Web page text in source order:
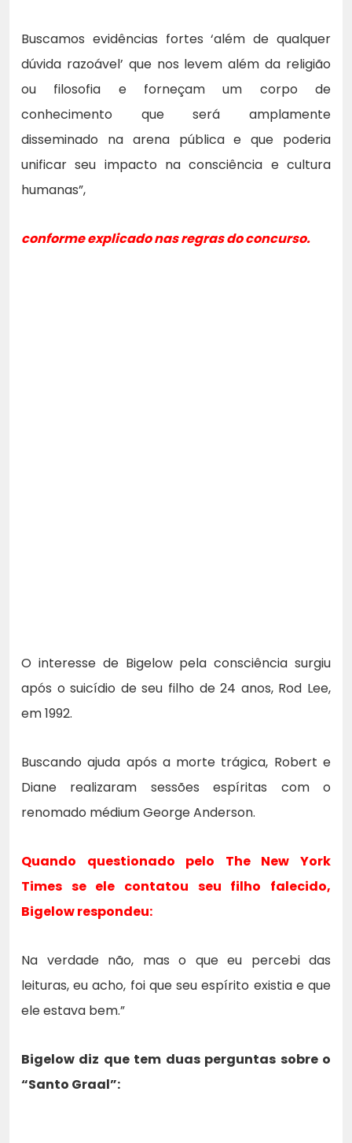
Buscamos evidências fortes ‘além de qualquer
dúvida razoável’ que nos levem além da religião
ou filosofia e forneçam um corpo de
conhecimento que será amplamente
disseminado na arena pública e que poderia
unificar seu impacto na consciência e cultura
humanas”,
conforme explicado nas regras do concurso.
O interesse de Bigelow pela consciência surgiu
após o suicídio de seu filho de 24 anos, Rod Lee,
em 1992.
Buscando ajuda após a morte trágica, Robert e
Diane realizaram sessões espíritas com o
renomado médium George Anderson.
Quando questionado pelo The New York
Times se ele contatou seu filho falecido,
Bigelow respondeu:
Na verdade não, mas o que eu percebi das
leituras, eu acho, foi que seu espírito existia e que
ele estava bem.”
Bigelow diz que tem duas perguntas sobre o
“Santo Graal”: